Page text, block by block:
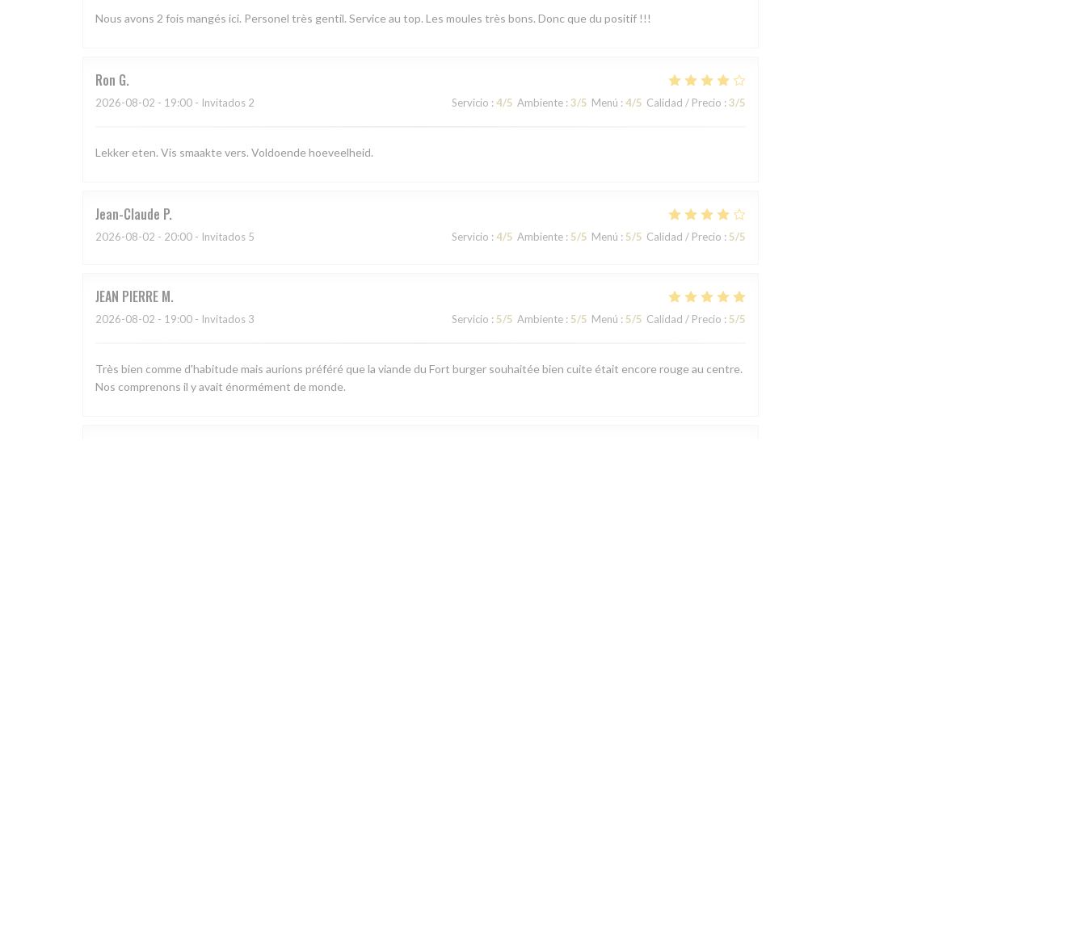
Nous avons 2 fois mangés ici. Personel très gentil. Service au top. Les moules très bons. Donc que du positif !!!
Ron G
2026-08-02 - 19:00 - Invitados 2 Servicio : 4/5 Ambiente : 3/5 Menú : 4/5 Calidad / Precio : 3/5
Lekker eten. Vis smaakte vers. Voldoende hoeveelheid.
Jean-Claude P
2026-08-02 - 20:00 - Invitados 5 Servicio : 4/5 Ambiente : 5/5 Menú : 5/5 Calidad / Precio : 5/5
JEAN PIERRE M
2026-08-02 - 19:00 - Invitados 3 Servicio : 5/5 Ambiente : 5/5 Menú : 5/5 Calidad / Precio : 5/5
Très bien comme d'habitude mais aurions préféré que la viande du Fort burger souhaitée bien cuite était encore rouge au centre.
Nos comprenons il y avait énormément de monde.